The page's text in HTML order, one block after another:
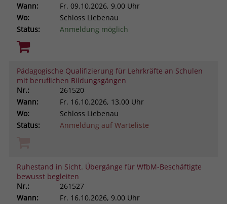
Wann:
Fr. 09.10.2026, 9.00 Uhr
Wo:
Schloss Liebenau
Status:
Anmeldung möglich
Pädagogische Qualifizierung für Lehrkräfte an Schulen
mit beruflichen Bildungsgängen
Nr.:
261520
Wann:
Fr. 16.10.2026, 13.00 Uhr
Wo:
Schloss Liebenau
Status:
Anmeldung auf Warteliste
Ruhestand in Sicht. Übergänge für WfbM-Beschäftigte
bewusst begleiten
Nr.:
261527
Wann:
Fr. 16.10.2026, 9.00 Uhr